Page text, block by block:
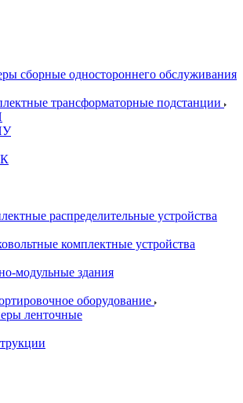
сборные одностороннего обслуживания
трансформаторные подстанции
распределительные устройства
комплектные устройства
модульные здания
оборудование
ленточные